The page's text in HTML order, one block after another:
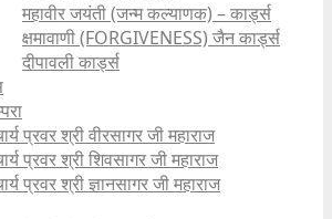
महावीर जयंती (जन्म कल्याणक) – कार्ड्स
क्षमावाणी (FORGIVENESS) जैन कार्ड्स
दीपावली कार्ड्स
प्रवर श्री वीरसागर जी महाराज
प्रवर श्री शिवसागर जी महाराज
प्रवर श्री ज्ञानसागर जी महाराज